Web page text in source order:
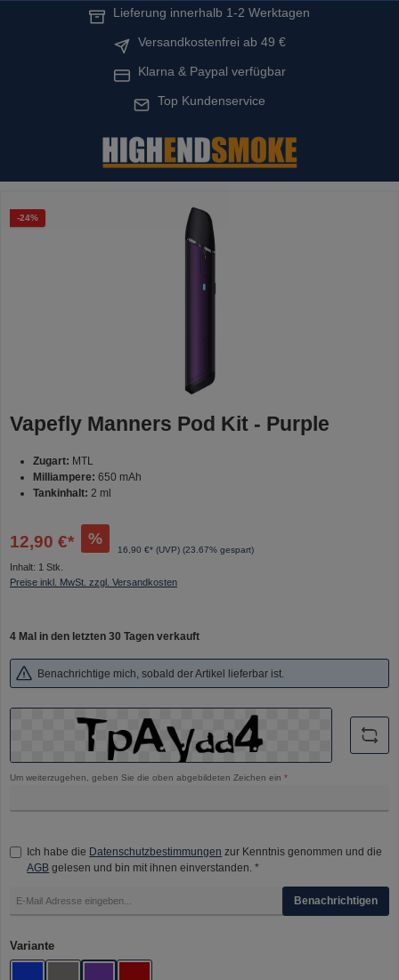
Lieferung innerhalb 1-2 Werktagen
Versandkostenfrei ab 49 €
Klarna & Paypal verfügbar
Top Kundenservice
Bildergalerie überspringen
-24%Rabatt
Vapefly Manners Pod Kit - Purple
Zugart: MTL
Milliampere: 650 mAh
Tankinhalt: 2 ml
12,90 €* %
16,90 €* (UVP) (23.67% gespart)
Inhalt: 1 Stk.
Preise inkl. MwSt. zzgl. Versandkosten
4 Mal in den letzten 30 Tagen verkauft
Benachrichtige mich, sobald der Artikel lieferbar ist.
Um weiterzugehen, geben Sie die oben abgebildeten Zeichen ein *
Ich habe die Datenschutzbestimmungen zur Kenntnis genommen und die
AGB gelesen und bin mit ihnen einverstanden. *
Benachrichtigen
Varianteauswählen